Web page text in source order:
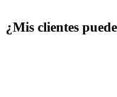
¿Mis clientes